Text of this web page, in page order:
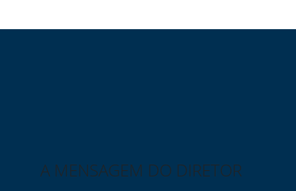
A MENSAGEM DO DIRETOR